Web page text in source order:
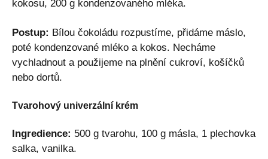
kokosu, 200 g kondenzovaného mléka.
Postup: Bílou čokoládu rozpustíme, přidáme máslo,
poté kondenzované mléko a kokos. Necháme
vychladnout a použijeme na plnění cukroví, košíčků
nebo dortů.
Tvarohový univerzální krém
Ingredience: 500 g tvarohu, 100 g másla, 1 plechovka
salka, vanilka.